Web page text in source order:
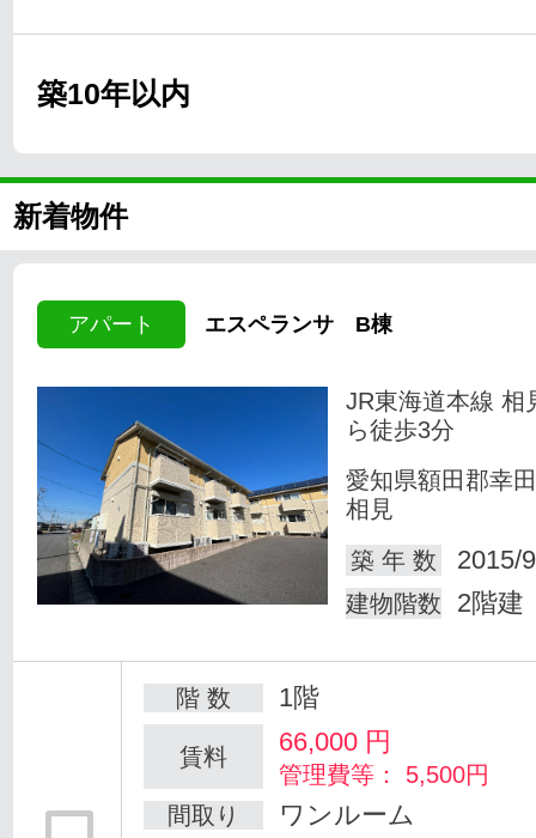
築10年以内
新着物件
アパート エスペランサ B棟
JR東海道本線 相
ら徒歩3分
愛知県額田郡幸
相見
築 年 数
2015/
建物階数 2階建
階 数 1階
賃料 66,000 円
管理費等： 5,500円
間取り
ワンルーム